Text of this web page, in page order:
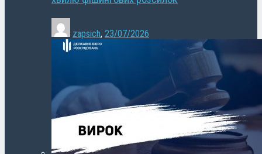
zapsich, 23/07/2026